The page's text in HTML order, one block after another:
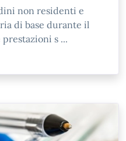
non residenti e
di base durante il
s ...